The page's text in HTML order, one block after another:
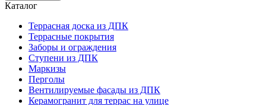
Каталог
Террасная доска из ДПК
Террасные покрытия
Заборы и ограждения
Ступени из ДПК
Маркизы
Перголы
Вентилируемые фасады из ДПК
Керамогранит для террас на улице